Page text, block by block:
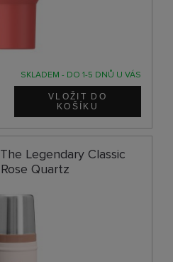
SKLADEM - DO 1-5 DNŮ U VÁS
Legendary Classic
Quartz